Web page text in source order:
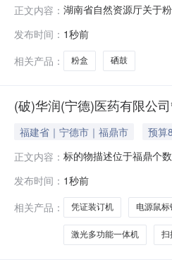
正文内容： 湖南省自然资源厅关于
名称：湖南省自然资源
发布时间： 1秒前
相关产品：
粉盒 硒鼓
(破)华润(宁德)医药有限公
福建省｜宁德市｜福鼎市 预算
正文内容： 标的物描述位于福鼎个
机五六台企业级碎纸机
发布时间： 1秒前
相关产品：
凭证装订机 电源鼠标
激光多功能一体机 扫